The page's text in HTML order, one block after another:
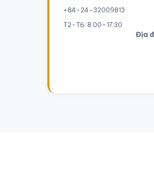
+84-24-32009813
T2-T6: 8:00–17:30
Địa